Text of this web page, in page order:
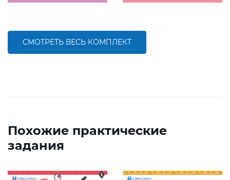
СМОТРЕТЬ ВЕСЬ КОМПЛЕКТ
Похожие практические
задания